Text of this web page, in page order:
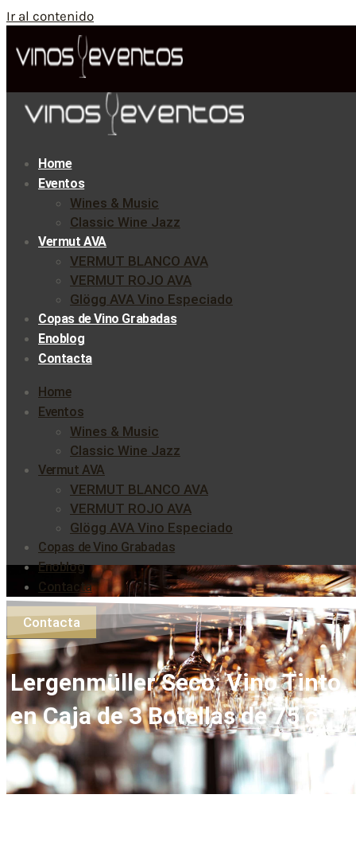
Ir al contenido
Home
Eventos
Wines & Music
Classic Wine Jazz
Vermut AVA
VERMUT BLANCO AVA
VERMUT ROJO AVA
Glögg AVA Vino Especiado
Copas de Vino Grabadas
Enoblog
Contacta
Home
Eventos
Wines & Music
Classic Wine Jazz
Vermut AVA
VERMUT BLANCO AVA
VERMUT ROJO AVA
Glögg AVA Vino Especiado
Copas de Vino Grabadas
Enoblog
Contacta
Contacta
Lergenmüller Seco: Vino Tinto
en Caja de 3 Botellas de 75 cl